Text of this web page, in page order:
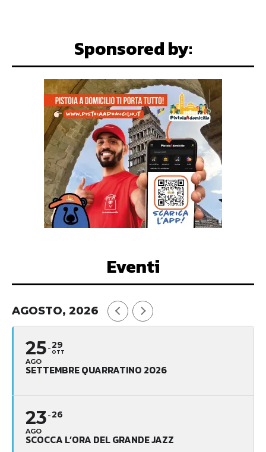
Sponsored by:
Eventi
AGOSTO, 2026
25
AGO
29
OTT
SETTEMBRE QUARRATINO 2026
23
AGO
26
SCOCCA L’ORA DEL GRANDE JAZZ